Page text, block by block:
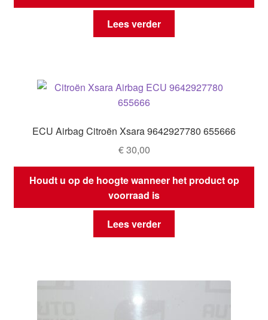
Lees verder
ECU Airbag Citroën Xsara 9642927780 655666
€30,00
Houdt u op de hoogte wanneer het product op
voorraad is
Lees verder